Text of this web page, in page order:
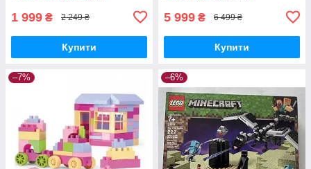
1 999 ₴ 2 249 ₴
Купити
5 999 ₴ 6 499 ₴
Купити
–7% –6%